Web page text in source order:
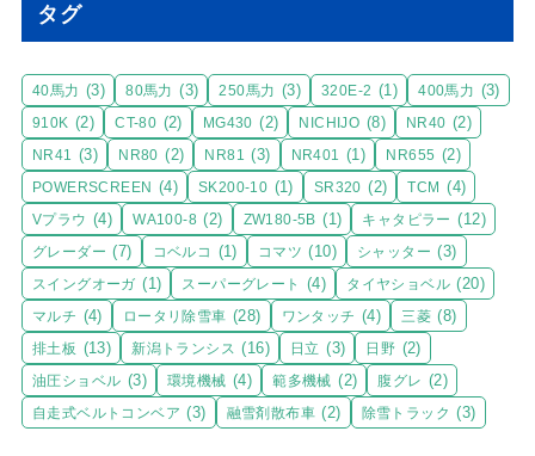
タグ
40馬力 (3) 80馬力 (3) 250馬力 (3) 320E-2 (1) 400馬力 (3)
910K (2) CT-80 (2) MG430 (2) NICHIJO (8) NR40 (2)
NR41 (3) NR80 (2) NR81 (3) NR401 (1) NR655 (2)
POWERSCREEN (4) SK200-10 (1) SR320 (2) TCM (4)
Vプラウ (4) WA100-8 (2) ZW180-5B (1) キャタピラー (12)
グレーダー (7) コベルコ (1) コマツ (10) シャッター (3)
スイングオーガ (1) スーパーグレート (4) タイヤショベル (20)
マルチ (4) ロータリ除雪車 (28) ワンタッチ (4) 三菱 (8)
排土板 (13) 新潟トランシス (16) 日立 (3) 日野 (2)
油圧ショベル (3) 環境機械 (4) 範多機械 (2) 腹グレ (2)
自走式ベルトコンベア (3) 融雪剤散布車 (2) 除雪トラック (3)